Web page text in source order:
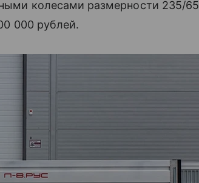
колесами размерности 235/65
000 рублей.